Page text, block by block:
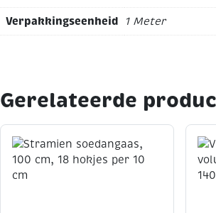
Verpakkingseenheid 1 Meter
Gerelateerde